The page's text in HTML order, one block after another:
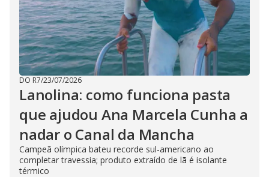
DO R7/23/07/2026
Lanolina: como funciona pasta
que ajudou Ana Marcela Cunha a
nadar o Canal da Mancha
Campeã olímpica bateu recorde sul-americano ao
completar travessia; produto extraído de lã é isolante
térmico